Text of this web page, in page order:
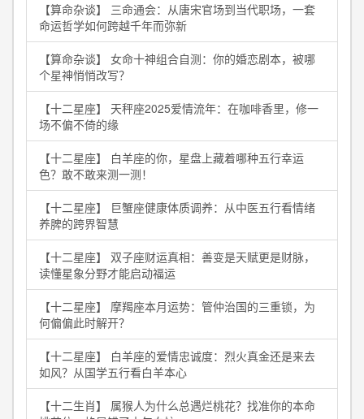
【算命杂谈】 三命通会：从唐宋官场到当代职场，一套
命运哲学如何跨越千年而弥新
【算命杂谈】 女命十神组合自测：你的婚恋剧本，被哪
个星神悄悄改写？
【十二星座】 天秤座2025爱情流年：在咖啡香里，修一
场不偏不倚的缘
【十二星座】 白羊座的你，星盘上藏着哪种五行幸运
色？敢不敢来测一测！
【十二星座】 巨蟹座健康体质调养：从中医五行看情绪
养脾的跨界智慧
【十二星座】 双子座财运真相：善变是天赋更是财脉，
读懂星象分野才能启动福运
【十二星座】 摩羯座本月运势：管仲治国的三重锁，为
何偏偏此时解开？
【十二星座】 白羊座的爱情忠诚度：烈火真金还是来去
如风？从国学五行看白羊本心
【十二生肖】 属猴人为什么总遇烂桃花？找准你的本命